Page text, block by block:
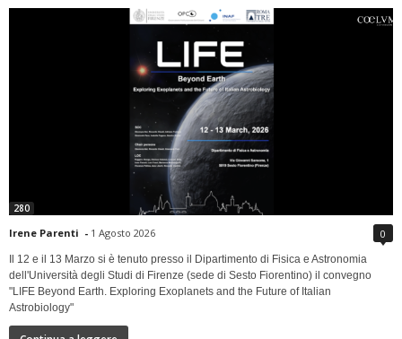
280
Irene Parenti - 1 Agosto 2026 0
Il 12 e il 13 Marzo si è tenuto presso il Dipartimento di Fisica e Astronomia
dell'Università degli Studi di Firenze (sede di Sesto Fiorentino) il convegno
"LIFE Beyond Earth. Exploring Exoplanets and the Future of Italian
Astrobiology"